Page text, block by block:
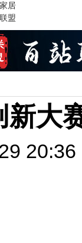
居
盟
大
29